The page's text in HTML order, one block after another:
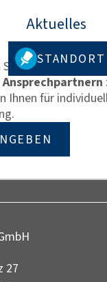
Aktuelles
STANDORT
hier IhrePLZ
Ihnen für
27